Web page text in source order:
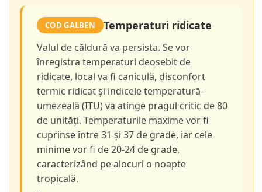
COD GALBEN Temperaturi ridicate
Valul de căldură va persista. Se vor
înregistra temperaturi deosebit de
ridicate, local va fi caniculă, disconfort
termic ridicat și indicele temperatură-
umezeală (ITU) va atinge pragul critic de 80
de unități. Temperaturile maxime vor fi
cuprinse între 31 și 37 de grade, iar cele
minime vor fi de 20-24 de grade,
caracterizând pe alocuri o noapte
tropicală.